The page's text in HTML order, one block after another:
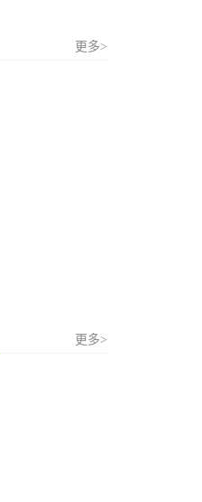
更多>
更多>